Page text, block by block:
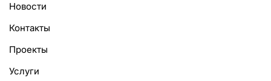
Новости
Контакты
Проекты
Услуги